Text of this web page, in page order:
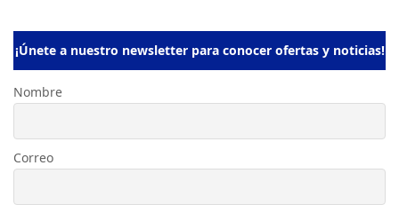
¡Únete a nuestro newsletter para conocer ofertas y noticias!
Nombre
Correo